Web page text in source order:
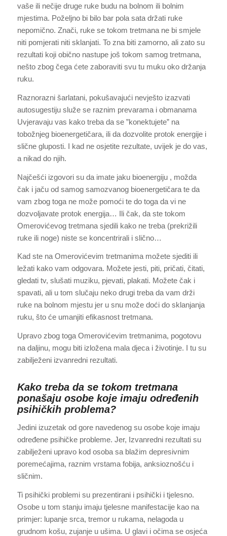
vaše ili nečije druge ruke budu na bolnom ili bolnim
mjestima. Poželjno bi bilo bar pola sata držati ruke
nepomično. Znači, ruke se tokom tretmana ne bi smjele
niti pomjerati niti sklanjati. To zna biti zamorno, ali zato su
rezultati koji obično nastupe još tokom samog tretmana,
nešto zbog čega ćete zaboraviti svu tu muku oko držanja
ruku.
Raznorazni šarlatani, pokušavajući nevješto izazvati
autosugestiju služe se raznim prevarama i obmanama
Uvjeravaju vas kako treba da se ”konektujete” na
tobožnjeg bioenergetičara, ili da dozvolite protok energije i
slične gluposti. I kad ne osjetite rezultate, uvijek je do vas,
a nikad do njih.
Najčešći izgovori su da imate jaku bioenergiju , možda
čak i jaču od samog samozvanog bioenergetičara te da
vam zbog toga ne može pomoći te do toga da vi ne
dozvoljavate protok energija… Ili čak, da ste tokom
Omerovićevog tretmana sjedili kako ne treba (prekrižili
ruke ili noge) niste se koncentrirali i slično…
Kad ste na Omerovićevim tretmanima možete sjediti ili
ležati kako vam odgovara. Možete jesti, piti, pričati, čitati,
gledati tv, slušati muziku, pjevati, plakati. Možete čak i
spavati, ali u tom slučaju neko drugi treba da vam drži
ruke na bolnom mjestu jer u snu može doći do sklanjanja
ruku, što će umanjiti efikasnost tretmana.
Upravo zbog toga Omerovićevim tretmanima, pogotovu
na daljinu, mogu biti izložena mala djeca i životinje. I tu su
zabilježeni izvanredni rezultati.
Kako treba da se tokom tretmana
ponašaju osobe koje imaju određenih
psihičkih problema?
Jedini izuzetak od gore navedenog su osobe koje imaju
određene psihičke probleme. Jer, Izvanredni rezultati su
zabilježeni upravo kod osoba sa blažim depresivnim
poremećajima, raznim vrstama fobija, anksioznošću i
sličnim.
Ti psihički problemi su prezentirani i psihički i tjelesno.
Osobe u tom stanju imaju tjelesne manifestacije kao na
primjer: lupanje srca, tremor u rukama, nelagoda u
grudnom košu, zujanje u ušima. U glavi i očima se osjeća